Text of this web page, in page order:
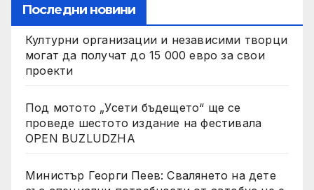
Последни новини
Културни организации и независими творци
могат да получат до 15 000 евро за свои
проекти
Под мотото „Усети бъдещето“ ще се
проведе шестото издание на фестивала
OPEN BUZLUDZHA
Министър Георги Пеев: Свалянето на дете